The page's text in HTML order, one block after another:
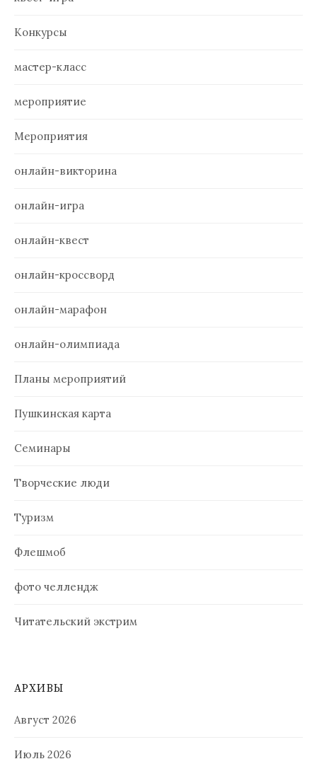
Конкурсы
мастер-класс
мероприятие
Мероприятия
онлайн-викторина
онлайн-игра
онлайн-квест
онлайн-кроссворд
онлайн-марафон
онлайн-олимпиада
Планы мероприятий
Пушкинская карта
Семинары
Творческие люди
Туризм
Флешмоб
фото челлендж
Читательский экстрим
АРХИВЫ
Август 2026
Июль 2026